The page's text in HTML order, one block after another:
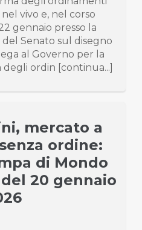
vivo e, nel corso
gennaio presso la
del Senato sul disegno
al Governo per la
ordin [continua...]
mercato a
ordine:
di Mondo
20 gennaio